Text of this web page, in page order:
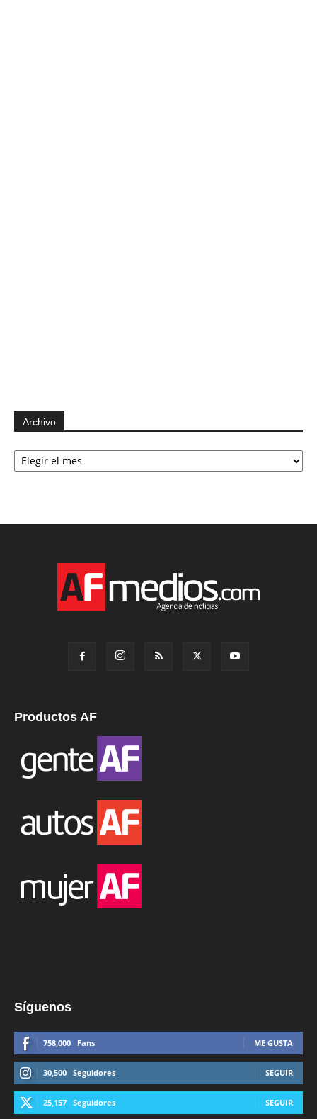
Archivo
Archivo
Productos AF
Síguenos
758,000 Fans ME GUSTA
30,500 Seguidores SEGUIR
25,157 Seguidores SEGUIR